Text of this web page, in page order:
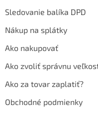
Sledovanie balíka DPD
Nákup na splátky
Ako nakupovať
Ako zvoliť správnu
Ako za tovar zaplatiť?
Obchodné podmienky